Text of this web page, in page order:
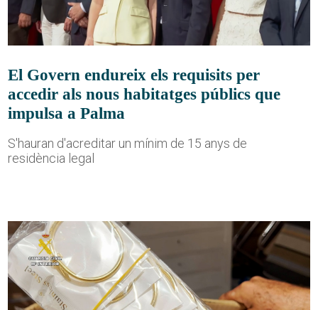
El Govern endureix els requisits per
accedir als nous habitatges públics que
impulsa a Palma
S'hauran d'acreditar un mínim de 15 anys de
residència legal